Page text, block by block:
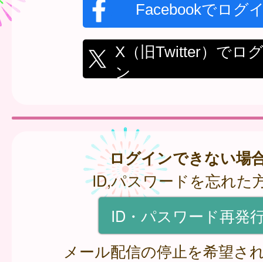
Facebookでログ
X（旧Twitter）でロ
ン
ログインできない場
ID,パスワードを忘れた
ID・パスワード再発
メール配信の停止を希望さ